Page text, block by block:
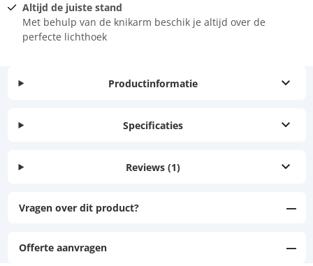
Altijd de juiste stand
Met behulp van de knikarm beschik je altijd over de
perfecte lichthoek
Productinformatie
Specificaties
Reviews (1)
Vragen over dit product?
Offerte aanvragen